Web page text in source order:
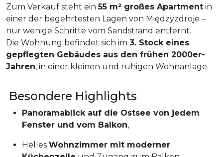
Zum Verkauf steht ein55 m² großes Apartment in
einer der begehrtesten Lagen von Międzyzdroje –
nur wenige Schritte vom Sandstrand entfernt.
Die Wohnung befindet sich im 3. Stock eines
gepflegten Gebäudes aus den frühen 2000er-
Jahren, in einer kleinen und ruhigen Wohnanlage.
Besondere Highlights
Panoramablick auf die Ostsee von jedem
Fenster und vom Balkon,
Helles Wohnzimmer mit moderner